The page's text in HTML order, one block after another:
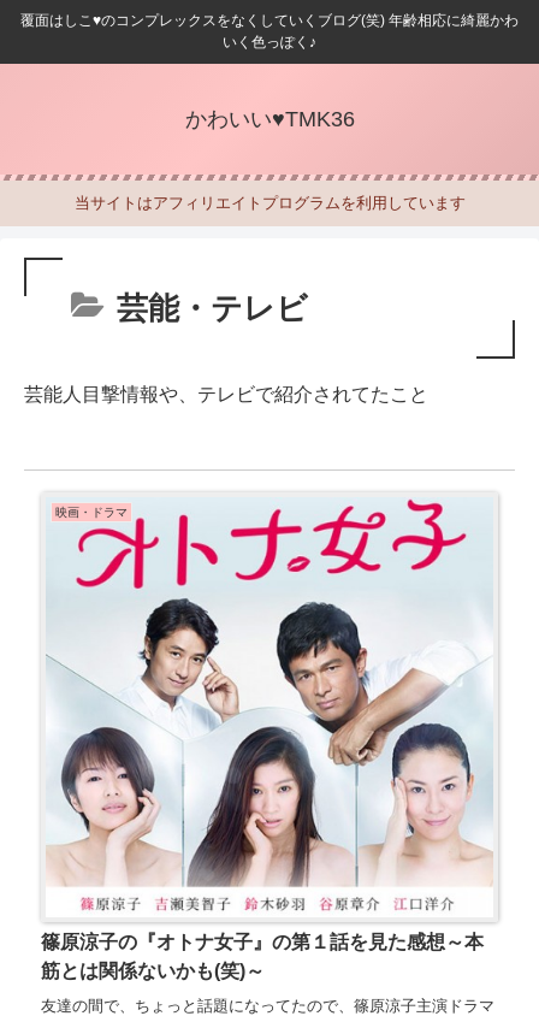
覆面はしこ♥のコンプレックスをなくしていくブログ(笑) 年齢相応に綺麗かわ
いく色っぽく♪
かわいい♥TMK36
当サイトはアフィリエイトプログラムを利用しています
芸能・テレビ
芸能人目撃情報や、テレビで紹介されてたこと
映画・ドラマ
篠原涼子の『オトナ女子』の第１話を見た感想～本
筋とは関係ないかも(笑)～
友達の間で、ちょっと話題になってたので、篠原涼子主演ドラマ